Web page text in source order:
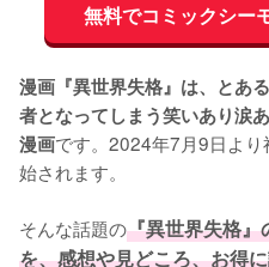
無料でコミックシー
漫画『異世界失格』は、とあ
者となってしまう笑いあり涙
漫画です。2024年7月9日よ
始されます。
そんな話題の『異世界失格』
を、感想や見どころ、お得